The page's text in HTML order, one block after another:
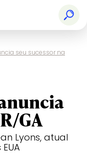
seu sucessor na
GA
Lyons, atual